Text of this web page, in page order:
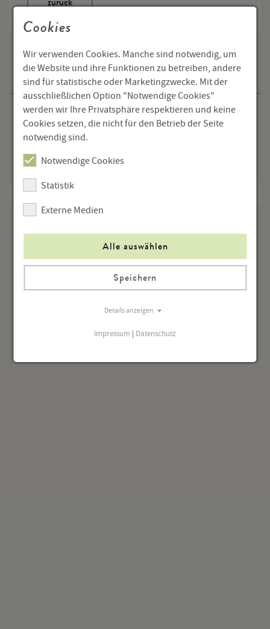
Programm
Veranstaltungen
Ausstellungen
Tagungen
Home Viewing
Cookies
Wir verwenden Cookies. Manche sind notwendig, um
die Website und ihre Funktionen zu betreiben, andere
sind für statistische oder Marketingzwecke. Mit der
ausschließlichen Option "Notwendige Cookies"
werden wir Ihre Privatsphäre respektieren und keine
Cookies setzen, die nicht für den Betrieb der Seite
notwendig sind.
Notwendige Cookies
Statistik
Externe Medien
Alle auswählen
Speichern
Details anzeigen
Impressum | Datenschutz